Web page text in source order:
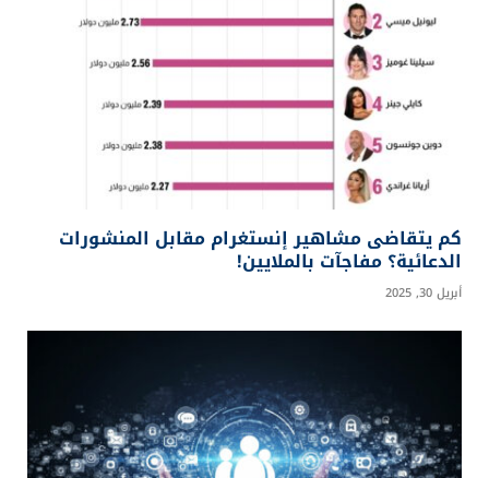
كم يتقاضى مشاهير إنستغرام مقابل المنشورات
الدعائية؟ مفاجآت بالملايين!
أبريل 30, 2025